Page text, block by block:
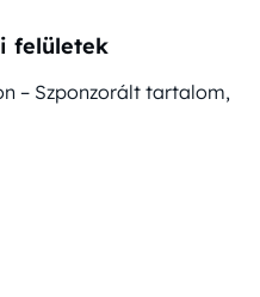
felületek
– Szponzorált tartalom,